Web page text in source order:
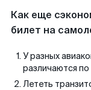
Как еще
билет на
У разных
различаются по
Лететь